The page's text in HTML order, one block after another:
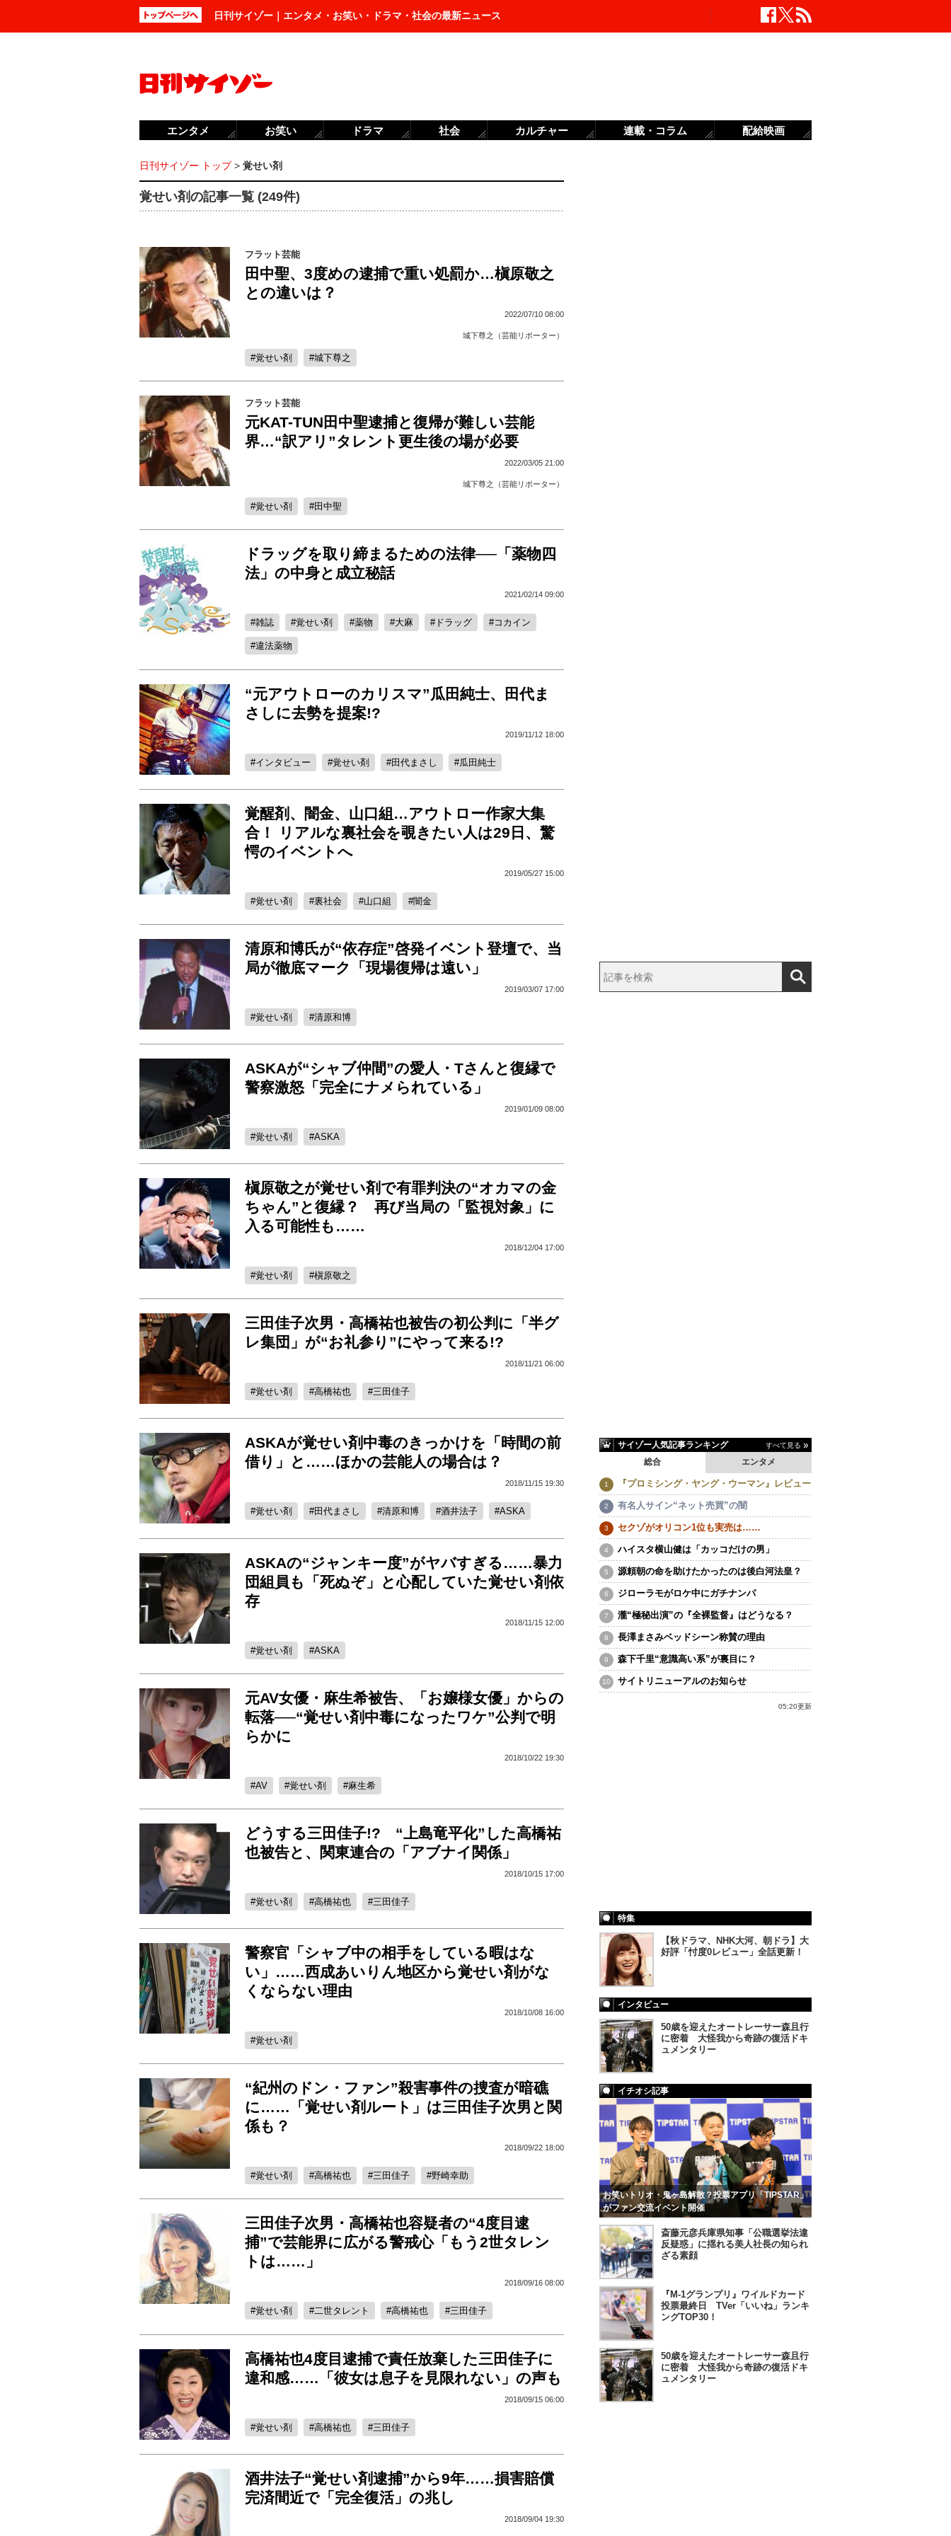
日刊サイゾー｜エンタメ・お笑い・ドラマ・社会の最新ニュース
日刊サイゾー トップ> 覚せい剤
覚せい剤の記事一覧 (249件)
フラット芸能
田中聖、3度めの逮捕で重い処罰か…槇原敬之
との違いは？
2022/07/10 08:00
城下尊之（芸能リポーター）
覚せい剤 城下尊之
フラット芸能
元KAT-TUN田中聖逮捕と復帰が難しい芸能
界…“訳アリ”タレント更生後の場が必要
2022/03/05 21:00
城下尊之（芸能リポーター）
覚せい剤 田中聖
ドラッグを取り締まるための法律──「薬物四
法」の中身と成立秘話
2021/02/14 09:00
雑誌 覚せい剤 薬物 大麻 ドラッグ コカイン
違法薬物
“元アウトローのカリスマ”瓜田純士、田代ま
さしに去勢を提案!?
2019/11/12 18:00
インタビュー 覚せい剤 田代まさし 瓜田純士
覚醒剤、闇金、山口組…アウトロー作家大集
合！ リアルな裏社会を覗きたい人は29日、驚
愕のイベントへ
2019/05/27 15:00
覚せい剤 裏社会 山口組 闇金
清原和博氏が“依存症”啓発イベント登壇で、当
局が徹底マーク「現場復帰は遠い」
2019/03/07 17:00
覚せい剤 清原和博
ASKAが“シャブ仲間”の愛人・Tさんと復縁で
警察激怒「完全にナメられている」
2019/01/09 08:00
覚せい剤 ASKA
槇原敬之が覚せい剤で有罪判決の“オカマの金
ちゃん”と復縁？ 再び当局の「監視対象」に
入る可能性も……
2018/12/04 17:00
覚せい剤 槇原敬之
三田佳子次男・高橋祐也被告の初公判に「半グ
レ集団」が“お礼参り”にやって来る!?
2018/11/21 06:00
覚せい剤 高橋祐也 三田佳子
ASKAが覚せい剤中毒のきっかけを「時間の前
借り」と……ほかの芸能人の場合は？
2018/11/15 19:30
覚せい剤 田代まさし 清原和博 酒井法子 ASKA
ASKAの“ジャンキー度”がヤバすぎる……暴力
団組員も「死ぬぞ」と心配していた覚せい剤依
存
2018/11/15 12:00
覚せい剤 ASKA
元AV女優・麻生希被告、「お嬢様女優」からの
転落──“覚せい剤中毒になったワケ”公判で明
らかに
2018/10/22 19:30
AV 覚せい剤 麻生希
どうする三田佳子!? “上島竜平化”した高橋祐
也被告と、関東連合の「アブナイ関係」
2018/10/15 17:00
覚せい剤 高橋祐也 三田佳子
警察官「シャブ中の相手をしている暇はな
い」……西成あいりん地区から覚せい剤がな
くならない理由
2018/10/08 16:00
覚せい剤
“紀州のドン・ファン”殺害事件の捜査が暗礁
に……「覚せい剤ルート」は三田佳子次男と関
係も？
2018/09/22 18:00
覚せい剤 高橋祐也 三田佳子 野崎幸助
三田佳子次男・高橋祐也容疑者の“4度目逮
捕”で芸能界に広がる警戒心「もう2世タレン
トは……」
2018/09/16 08:00
覚せい剤 二世タレント 高橋祐也 三田佳子
高橋祐也4度目逮捕で責任放棄した三田佳子に
違和感……「彼女は息子を見限れない」の声も
2018/09/15 06:00
覚せい剤 高橋祐也 三田佳子
酒井法子“覚せい剤逮捕”から9年……損害賠償
完済間近で「完全復活」の兆し
2018/09/04 19:30
サイゾー人気記事ランキング すべて見る
エンタメ
総合
『プロミシング・ヤング・ウーマン』レビュー
有名人サイン“ネット売買”の闇
セクゾがオリコン1位も実売は……
ハイスタ横山健は「カッコだけの男」
源頼朝の命を助けたかったのは後白河法皇？
ジローラモがロケ中にガチナンパ
瀧“極秘出演”の『全裸監督』はどうなる？
長澤まさみベッドシーン称賛の理由
森下千里“意識高い系”が裏目に？
サイトリニューアルのお知らせ
05:20更新
特集
【秋ドラマ、NHK大河、朝ドラ】大
好評「忖度0レビュー」全話更新！
インタビュー
50歳を迎えたオートレーサー森且行
に密着 大怪我から奇跡の復活ドキ
ュメンタリー
イチオシ記事
お笑いトリオ・鬼ヶ島解散？投票アプリ「TIPSTAR」
がファン交流イベント開催
斎藤元彦兵庫県知事「公職選挙法違
反疑惑」に揺れる美人社長の知られ
ざる素顔
『M-1グランプリ』ワイルドカード
投票最終日 TVer「いいね」ランキ
ングTOP30！
50歳を迎えたオートレーサー森且行
に密着 大怪我から奇跡の復活ドキ
ュメンタリー
エンタメ お笑い ドラマ 社会 カルチャー 連載・コラム 配給映画